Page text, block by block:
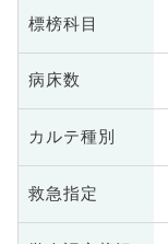
標榜科目
病床数
カルテ種別
救急指定